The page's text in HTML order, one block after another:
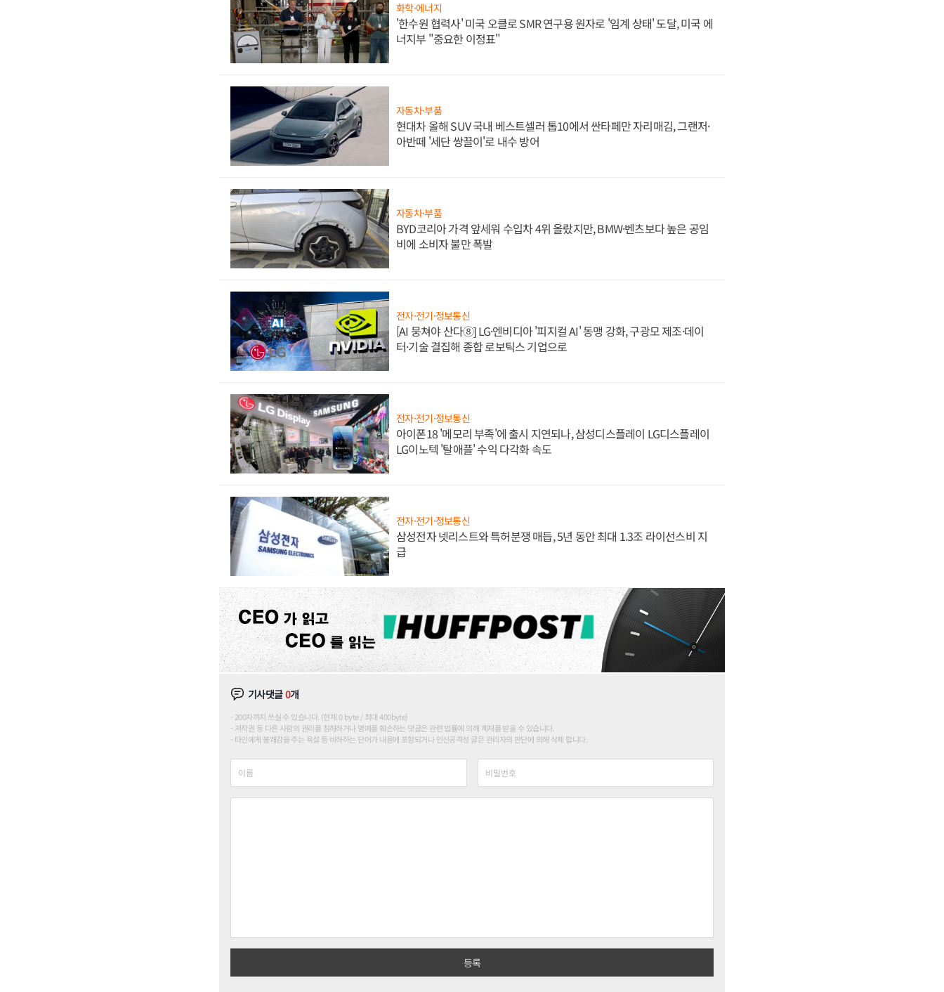
화학·에너지
'한수원 협력사' 미국 오클로 SMR 연구용 원자로 '임계 상태' 도달, 미국 에
너지부 "중요한 이정표"
자동차·부품
현대차 올해 SUV 국내 베스트셀러 톱10에서 싼타페만 자리매김, 그랜저·
아반떼 '세단 쌍끌이'로 내수 방어
자동차·부품
BYD코리아 가격 앞세워 수입차 4위 올랐지만, BMW·벤츠보다 높은 공임
비에 소비자 불만 폭발
전자·전기·정보통신
[AI 뭉쳐야 산다⑧] LG·엔비디아 '피지컬 AI' 동맹 강화, 구광모 제조·데이
터·기술 결집해 종합 로보틱스 기업으로
전자·전기·정보통신
아이폰18 '메모리 부족'에 출시 지연되나, 삼성디스플레이 LG디스플레이
LG이노텍 '탈애플' 수익 다각화 속도
전자·전기·정보통신
삼성전자 넷리스트와 특허분쟁 매듭, 5년 동안 최대 1.3조 라이선스비 지
급
기사댓글0개
200자까지 쓰실 수 있습니다. (현재 0 byte / 최대 400byte)
저작권 등 다른 사람의 권리를 침해하거나 명예를 훼손하는 댓글은 관련 법률에 의해 제재를 받을 수 있습니다.
타인에게 불쾌감을 주는 욕설 등 비하하는 단어가 내용에 포함되거나 인신공격성 글은 관리자의 판단에 의해 삭제 합니다.